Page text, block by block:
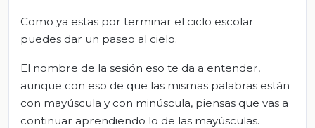
Como ya estas por terminar el ciclo escolar
puedes dar un paseo al cielo.
El nombre de la sesión eso te da a entender,
aunque con eso de que las mismas palabras están
con mayúscula y con minúscula, piensas que vas a
continuar aprendiendo lo de las mayúsculas.